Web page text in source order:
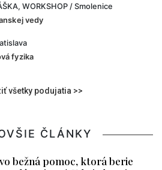
WORKSHOP / Smolenice
vedy
fyzika
všetky podujatia >>
ČLÁNKY
bežná pomoc, ktorá berie